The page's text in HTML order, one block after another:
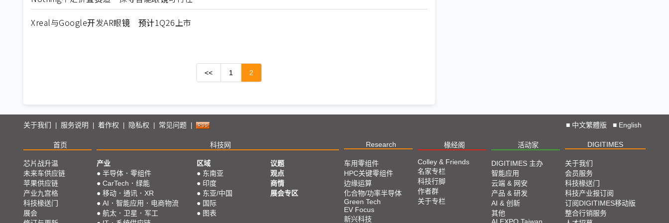
Xreal与Google开发AR眼镜 预计1Q26上市
<< 1 2
关于我们 服务说明 着作权 隐私权 常见问题 ■ 中文繁體版 ■ English
首页 科技网 Research 椽经阁 活动家 DIGITIMES
芯片战升温
未来车供应链
苹果供应链
产业九宫格
科技椽送门
展会
产业
● 半导体．零组件
● CarTech．绿能
● 移动．通讯．XR
● AI．智能应用．电商物流
● 航太．卫星．军工
区域
● 东南亚
● 印度
● 东亚/中国
● 国际
● 图表
议题
观点
商情
展会专区
车用零组件
HPC关键零组件
边缘运算
化合物/功率半导体
Green Tech
EV Focus
新兴科技
Colley & Friends
名家专栏
科技行脚
作者群
关于专栏
DIGITIMES 主办
智能应用
云端 & 网安
产品 & 研发
AI & 创新
其他
关于我们
会员服务
科技椽送门
科技产业报订阅
订阅DIGITIMES移动版
整合行销服务